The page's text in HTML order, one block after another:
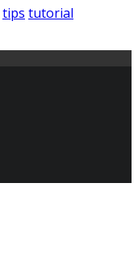
tips tutorial